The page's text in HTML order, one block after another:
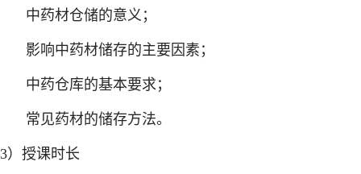
中药材仓储的意义；
影响中药材储存的主要因素；
中药仓库的基本要求；
常见药材的储存方法。
3）授课时长